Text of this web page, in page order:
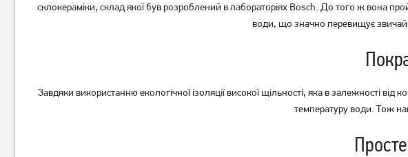
склокераміки, склад якої був розроблений в лабораторіях Bosch. До того ж вона
води, що значно перевищує
Завдяки використанню екологічної ізоляції високої щільності, яка в залежності
температуру води. Тож